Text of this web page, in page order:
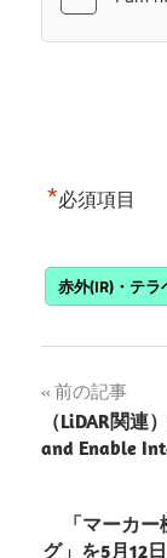
*必須項目
赤外(IR)・テラ
投
稿
ビ
前の記事
（LiDAR関連
and Enable
「マーカ
グ」を5月12